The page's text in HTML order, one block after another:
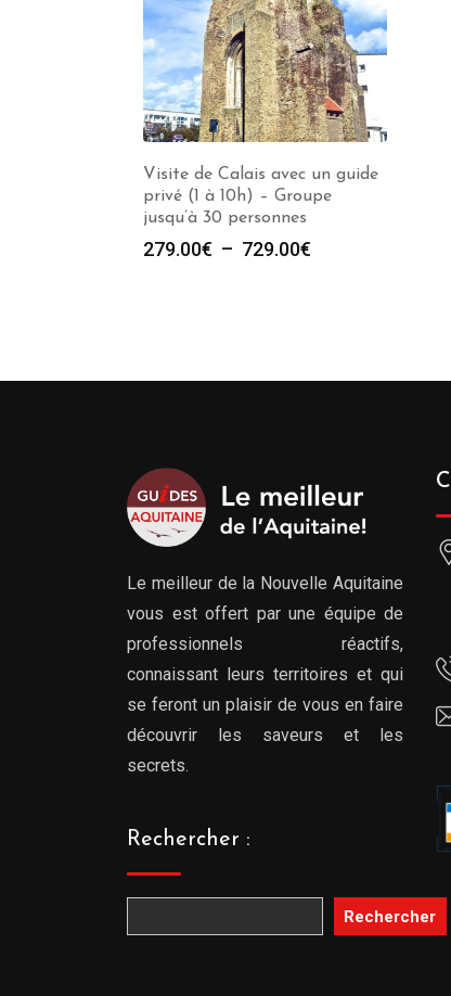
Visite de Calais avec un guide
privé (1 à 10h) – Groupe
jusqu’à 30 personnes
279.00€ – 729.00€
Le meilleur de la Nouvelle Aquitaine
vous est offert par une équipe de
professionnels réactifs,
connaissant leurs territoires et qui
se feront un plaisir de vous en faire
découvrir les saveurs et les
secrets.
Rechercher :
Rechercher